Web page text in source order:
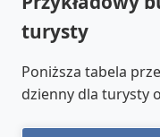
turysty
Poniższa tabela
dzienny dla turysty